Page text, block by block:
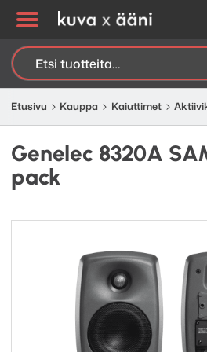
Etsi:
Etusivu Kauppa Kaiuttimet
Genelec 8320A
pack